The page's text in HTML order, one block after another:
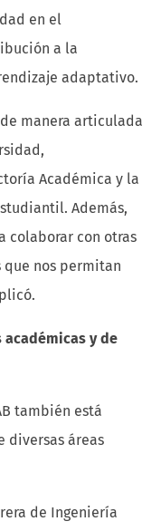
en el
a la
adaptativo.
manera articulada
Académica y la
Además,
colaborar con otras
nos permitan
académicas y de
también está
diversas áreas
de Ingeniería